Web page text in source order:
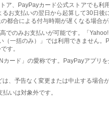
ア、PayPayカード公式ストアでも利
お支払いの翌日から起算して30日後
都合による付与時期が遅くなる場合が
のみお支払いが可能です。「
（一括のみ）」では利用できません。
す。
ード」の愛称です。PayPayアプリ
、予告なく変更または中止する場合が
いは対象外です。